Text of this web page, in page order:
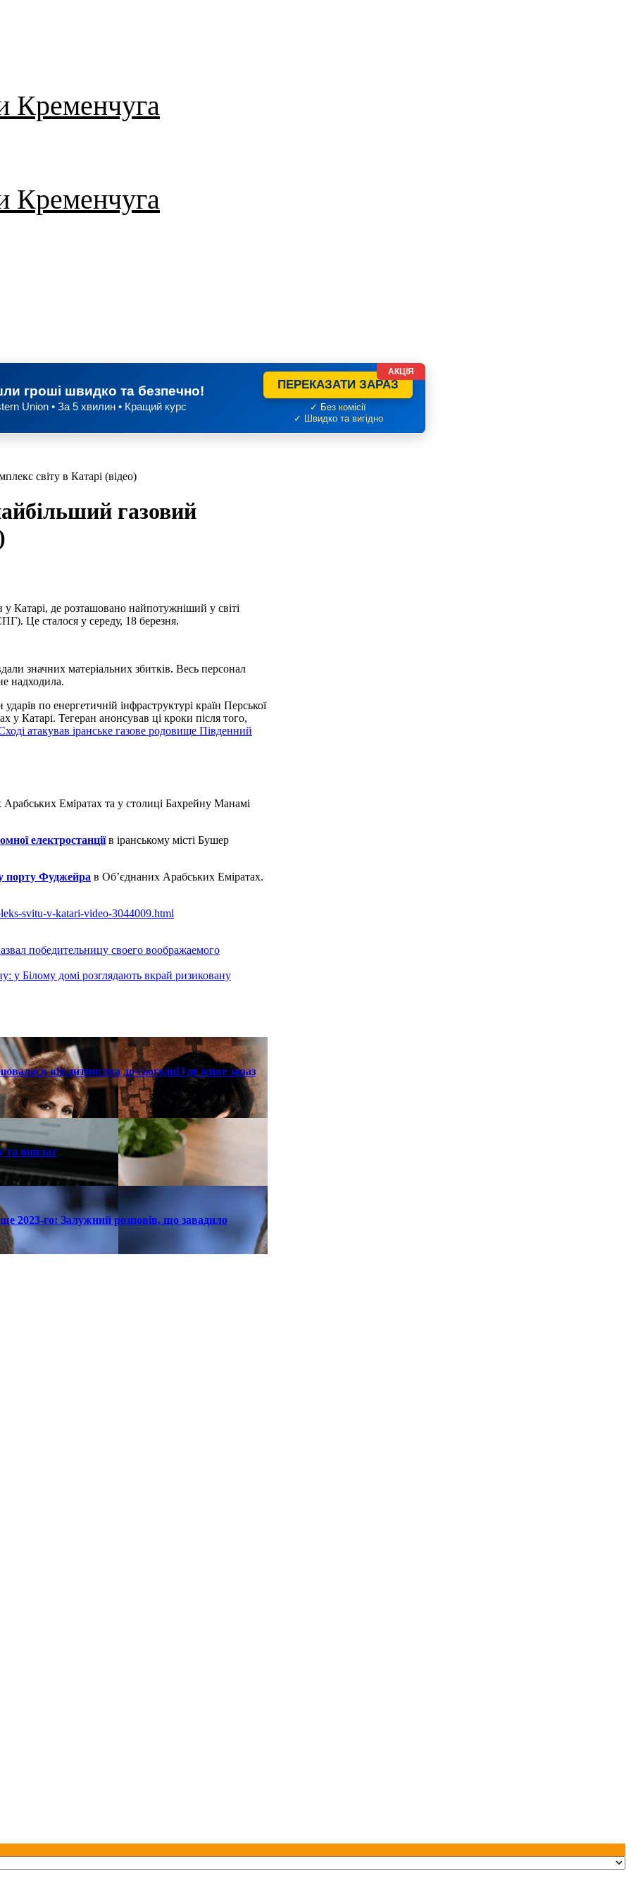
Кременчуга
Кременчуга
гроші швидко та безпечно!
Union • За 5 хвилин • Кращий курс
ПЕРЕКАЗАТИ ЗАРАЗ
✓ Без комісії
✓ Швидко та вигідно
АКЦІЯ
світу в Катарі (відео)
газовий
Катарі, де розташовано найпотужніший у світі
Це сталося у середу, 18 березня.
значних матеріальних збитків. Весь персонал
надходила.
по енергетичній інфраструктурі країн Перської
у Катарі. Тегеран анонсував ці кроки після того,
атакував іранське газове родовище Південний
Еміратах та у столиці Бахрейну Манамі
електростанціїв іранському місті Бушер
порту Фуджейра в Обʼєднаних Арабських Еміратах.
svitu-v-katari-video-3044009.html
победительницу своего воображаемого
у Білому домі розглядають вкрай ризиковану
від дитинства до сьогодні і де живе зараз
та виплат
2023-го: Залужний розповів, що завадило